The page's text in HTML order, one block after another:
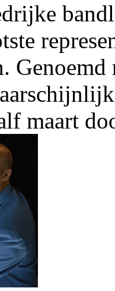
maart